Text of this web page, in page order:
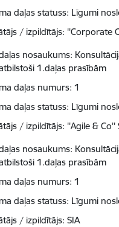
daļas statuss: Līgumi
/ izpildītājs: ''Corporate
nosaukums:
1.daļas prasībām
daļas numurs: 1
daļas statuss: Līgumi
/ izpildītājs: ''Agile & Co''
nosaukums:
1.daļas prasībām
daļas numurs: 1
daļas statuss: Līgumi
/ izpildītājs: SIA